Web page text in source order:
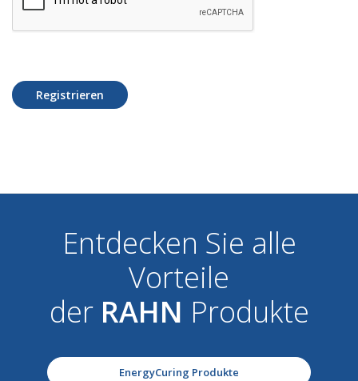
Registrieren
Entdecken Sie alle
Vorteile
der RAHN Produkte
EnergyCuring Produkte